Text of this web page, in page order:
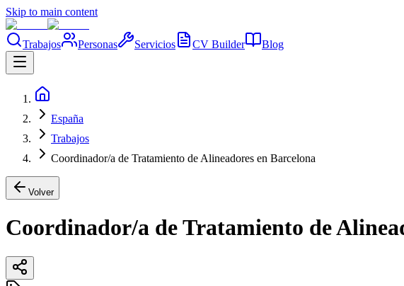
Skip to main content
Trabajos Personas Servicios CV Builder Blog
España
Trabajos
Coordinador/a de Tratamiento de Alineadores en Barcelona
Volver
Coordinador/a de Tratamiento de